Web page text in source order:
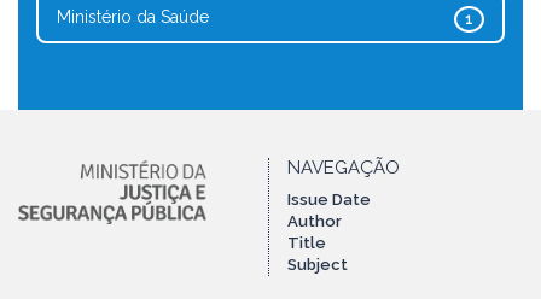
1
Ministério da Saúde
NAVEGAÇÃO
Issue Date
Author
Title
Subject